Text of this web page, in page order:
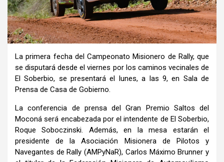
La primera fecha del Campeonato Misionero de Rally, que
se disputará desde el viernes por los caminos vecinales de
El Soberbio, se presentará el lunes, a las 9, en Sala de
Prensa de Casa de Gobierno.
La conferencia de prensa del Gran Premio Saltos del
Moconá será encabezada por el intendente de El Soberbio,
Roque Soboczinski. Además, en la mesa estarán el
presidente de la Asociación Misionera de Pilotos y
Navegantes de Rally (AMPyNaR), Carlos Máximo Brunner y